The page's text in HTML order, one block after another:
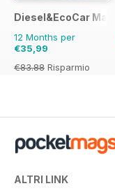
Diesel&EcoCar
12 Months per
€35,99
€83.88 Risparmio
ALTRI LINK